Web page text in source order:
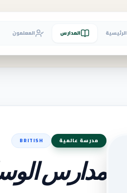
الرئيسية المدارس المعلمون
مدرسة عالمية BRITISH
مدارس